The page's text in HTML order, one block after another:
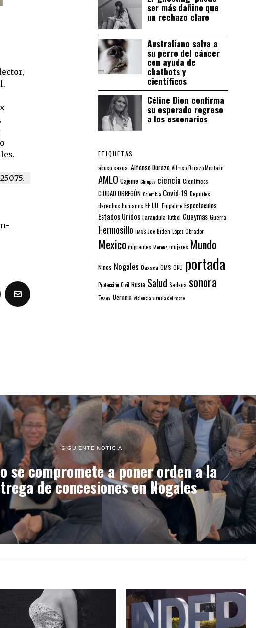
ser más dañino que
un rechazo claro
Australiano salva a
su perro del cáncer
con ayuda de
chatbots y
científicos
Céline Dion confirma
su esperado regreso
a los escenarios
ETIQUETAS
abuso sexual Alfonso Durazo Alfonso Durazo Montaño
AMLO Cajeme Chiapas ciencia Científicos
CIUDAD OBREGÓN Colombia Covid-19 Deportes
derechos humanos EE.UU. Empalme Espectaculos
Estados Unidos Farandula futbol Guaymas Guerra
Hermosillo IMSS Joe Biden López Obrador
Mexico migrantes Morena mujeres Mundo
Niños Nogales Oaxaca OMS ONU portada
Protección Civil Rusia Salud Sedena sonora
Texas Ucrania violencia viruela del mono
SIGUIENTE NOTICIA
se compromete a poner orden a la
de concesiones en Nogales